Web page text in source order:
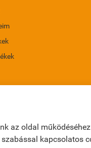
az oldal
kapcsolatos